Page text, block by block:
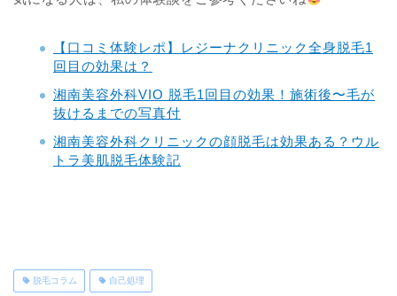
【口コミ体験レポ】レジーナクリニック全身脱毛1
回目の効果は？
湘南美容外科VIO 脱毛1回目の効果！施術後〜毛が
抜けるまでの写真付
湘南美容外科クリニックの顔脱毛は効果ある？ウル
トラ美肌脱毛体験記
脱毛コラム 自己処理